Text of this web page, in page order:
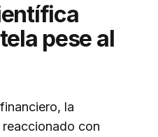
pese al
la
con